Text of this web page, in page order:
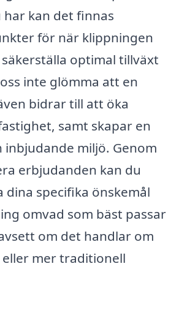
har kan det finnas
för när klippningen
optimal tillväxt
inte glömma att en
bidrar till att öka
samt skapar en
inbjudande miljö. Genom
erbjudanden kan du
dina specifika önskemål
omvad som bäst passar
om det handlar om
mer traditionell